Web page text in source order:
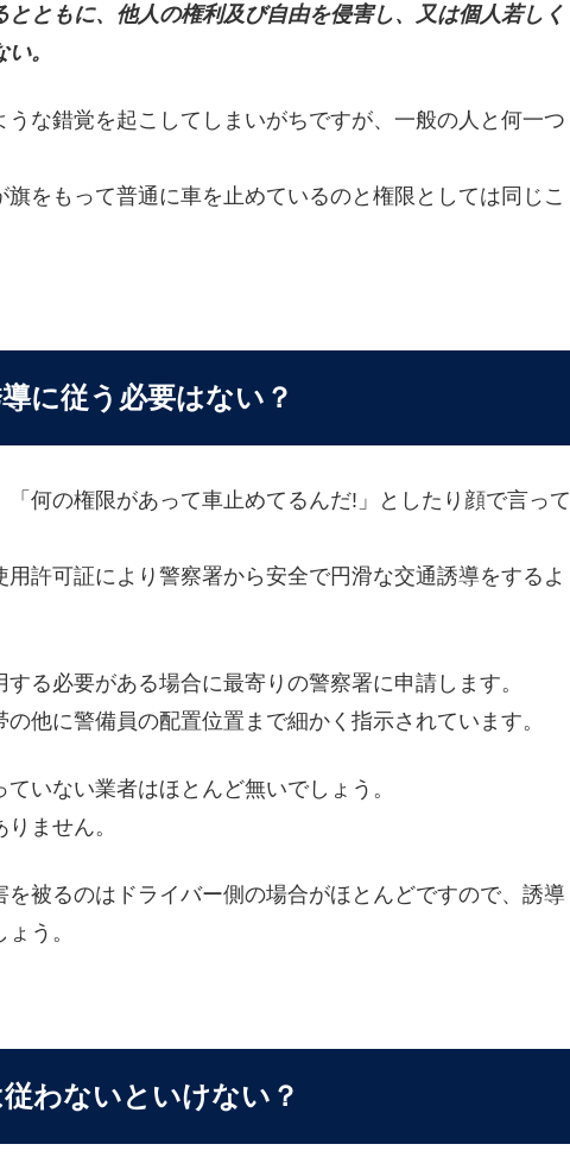
ともに、他人の権利及び自由を侵害し、又は個人若しく
。
な錯覚を起こしてしまいがちですが、一般の人と何一つ
をもって普通に車を止めているのと権限としては同じこ
に従う必要はない？
何の権限があって車止めてるんだ!」としたり顔で言って
許可証により警察署から安全で円滑な交通誘導をするよ
る必要がある場合に最寄りの警察署に申請します。
他に警備員の配置位置まで細かく指示されています。
いない業者はほとんど無いでしょう。
ません。
被るのはドライバー側の場合がほとんどですので、誘導
う。
わないといけない？